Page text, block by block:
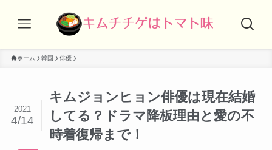
ホーム 韓国 俳優
キムジョンヒョン俳優は現在結婚
してる？ドラマ降板理由と愛の不
時着復帰まで！
2021
4/14